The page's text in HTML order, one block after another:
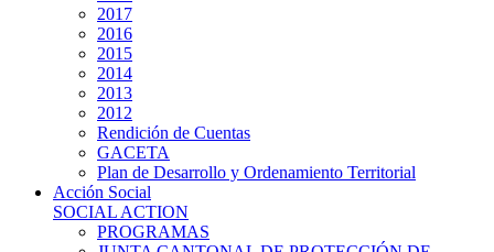
2017
2016
2015
2014
2013
2012
Rendición de Cuentas
GACETA
Plan de Desarrollo y Ordenamiento Territorial
Acción Social
SOCIAL ACTION
PROGRAMAS